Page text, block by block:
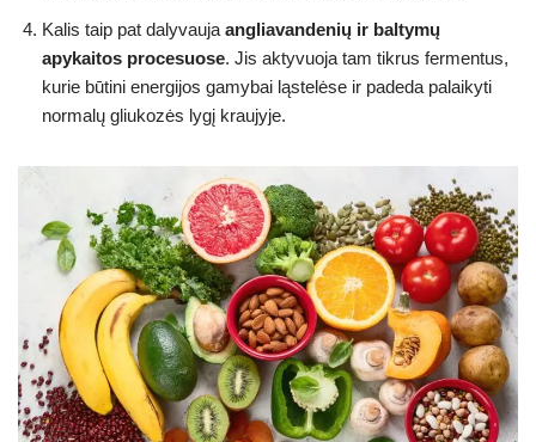
Kalis taip pat dalyvauja angliavandenių ir baltymų
apykaitos procesuose. Jis aktyvuoja tam tikrus fermentus,
kurie būtini energijos gamybai ląstelėse ir padeda palaikyti
normalų gliukozės lygį kraujyje.